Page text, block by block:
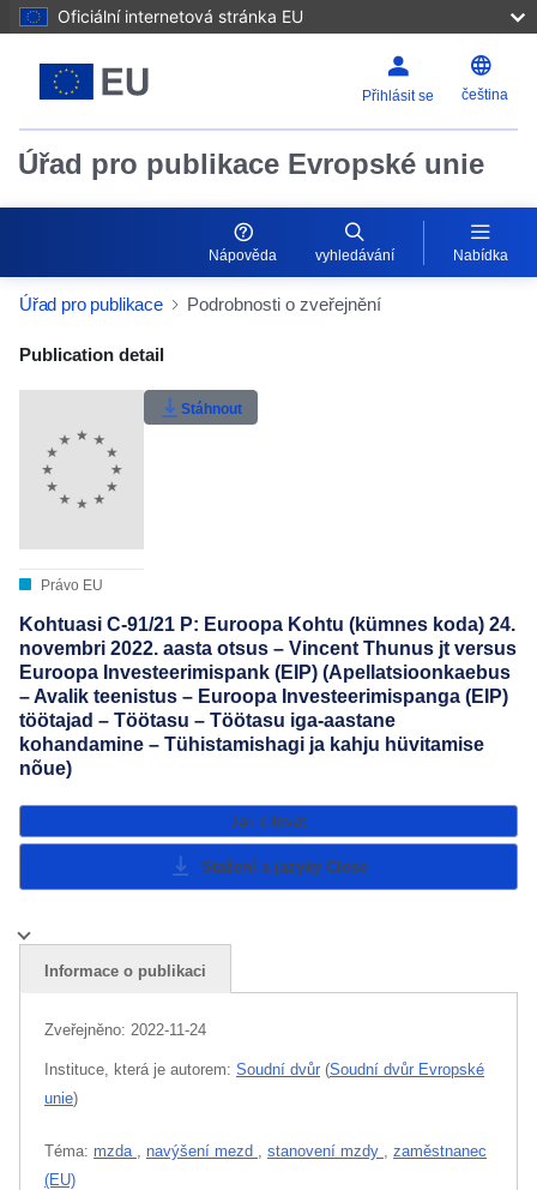
Oficiální internetová stránka EU
Přihlásit se čeština
Úřad pro publikace Evropské unie
Nápověda vyhledávání Nabídka
Úřad pro publikace Podrobnosti o zveřejnění
Publication Detail Actions Portlet
Uživatelské hodnocení
Publication detail
Právo EU
Stáhnout
Kohtuasi C-91/21 P: Euroopa Kohtu (kümnes koda) 24.
novembri 2022. aasta otsus – Vincent Thunus jt versus
Euroopa Investeerimispank (EIP) (Apellatsioonkaebus
– Avalik teenistus – Euroopa Investeerimispanga (EIP)
töötajad – Töötasu – Töötasu iga-aastane
kohandamine – Tühistamishagi ja kahju hüvitamise
nõue)
Jak citovat
Stažení a jazyky Close
Informace o publikaci
Zveřejněno: 2022-11-24
Instituce, která je autorem: Soudní dvůr (Soudní dvůr Evropské
unie)
Téma: mzda navýšení mezd stanovení mzdy
zaměstnanec
(EU)